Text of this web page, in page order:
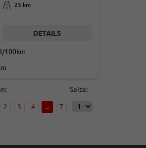
Kilometerstand
25 km
DETAILS
100km
Seite:
2 3 4 ... 7